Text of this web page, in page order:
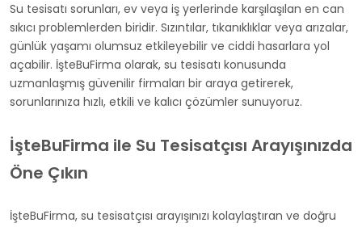
Su tesisatı sorunları, ev veya iş yerlerinde karşılaşılan en can
sıkıcı problemlerden biridir. Sızıntılar, tıkanıklıklar veya arızalar,
günlük yaşamı olumsuz etkileyebilir ve ciddi hasarlara yol
açabilir. İşteBuFirma olarak, su tesisatı konusunda
uzmanlaşmış güvenilir firmaları bir araya getirerek,
sorunlarınıza hızlı, etkili ve kalıcı çözümler sunuyoruz.
İşteBuFirma ile Su Tesisatçısı Arayışınızda
Öne Çıkın
İşteBuFirma, su tesisatçısı arayışınızı kolaylaştıran ve doğru